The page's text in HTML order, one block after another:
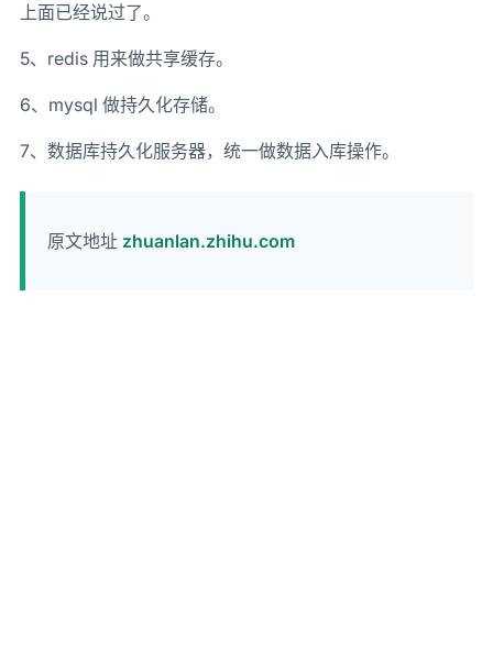
上面已经说过了。
5、redis 用来做共享缓存。
6、mysql 做持久化存储。
7、数据库持久化服务器，统一做数据入库操作。
原文地址 zhuanlan.zhihu.com